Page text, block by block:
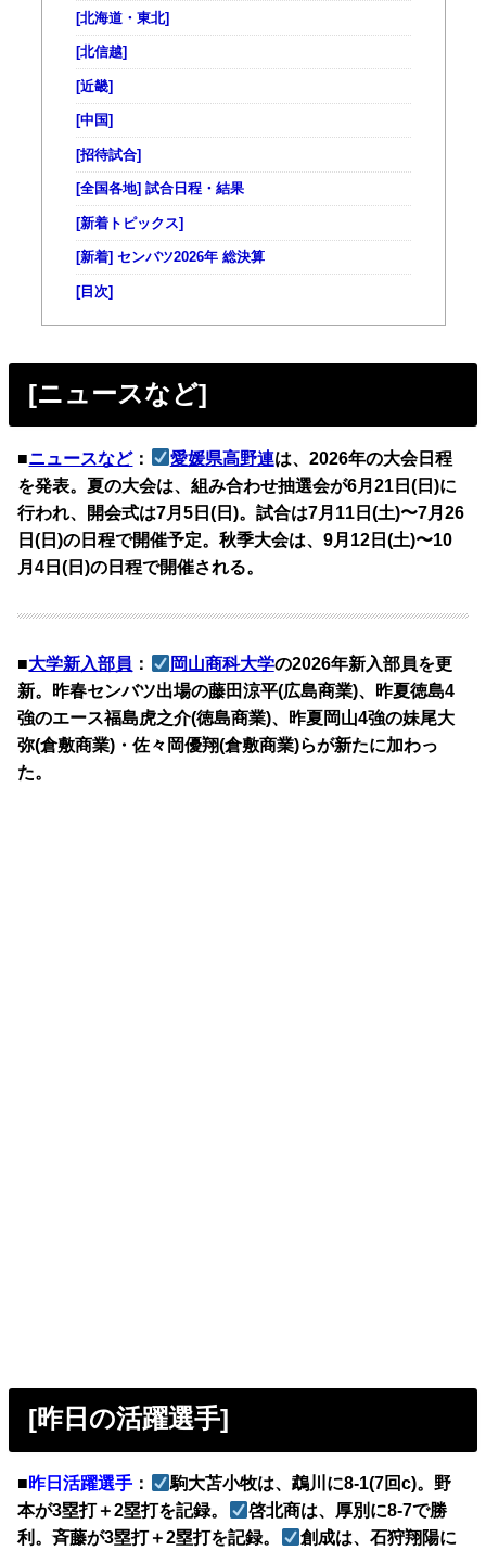
[北海道・東北]
[北信越]
[近畿]
[中国]
[招待試合]
[全国各地] 試合日程・結果
[新着トピックス]
[新着] センバツ2026年 総決算
[目次]
[ニュースなど]
■ニュースなど： 愛媛県高野連は、2026年の大会日程
を発表。夏の大会は、組み合わせ抽選会が6月21日(日)に
行われ、開会式は7月5日(日)。試合は7月11日(土)〜7月26
日(日)の日程で開催予定。秋季大会は、9月12日(土)〜10
月4日(日)の日程で開催される。
■大学新入部員 ： 岡山商科大学の2026年新入部員を更
新。昨春センバツ出場の藤田涼平(広島商業)、昨夏徳島4
強のエース福島虎之介(徳島商業)、昨夏岡山4強の妹尾大
弥(倉敷商業)・佐々岡優翔(倉敷商業)らが新たに加わっ
た。
[昨日の活躍選手]
■昨日活躍選手 ：
駒大苫小牧は、鵡川に8-1(7回c)。野
本が3塁打＋2塁打を記録。
啓北商は、厚別に8-7で勝
利。斉藤が3塁打＋2塁打を記録。
創成は、石狩翔陽に